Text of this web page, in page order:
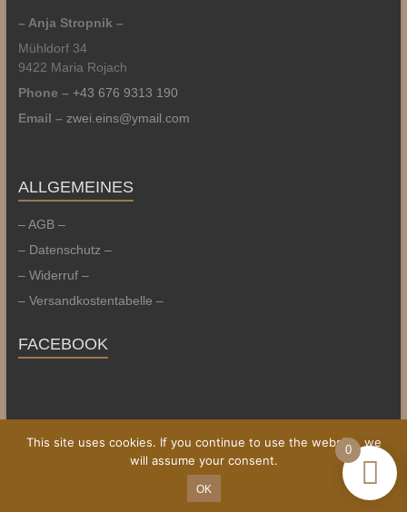
– Anja Stropnik –
Mühldorf 34
9422 Maria Rojach
Phone – +43 676 9313 190
Email – zwei.eins@ymail.com
ALLGEMEINES
– AGB –
– Datenschutz –
– Widerruf –
– Versandkostentabelle –
FACEBOOK
Copyright © 2026WoodturningArt . All rights reserved. Theme:Esteem
von ThemeGrill. Bereitgestellt vonWordPress.
0
This site uses cookies. If you continue to use the website, we
will assume your consent.
OK